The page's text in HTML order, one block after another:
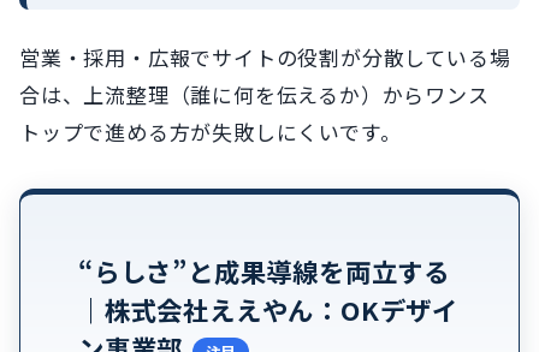
営業・採用・広報でサイトの役割が分散している場
合は、上流整理（誰に何を伝えるか）からワンス
トップで進める方が失敗しにくいです。
“らしさ”と成果導線を両立する
｜株式会社ええやん：OKデザイ